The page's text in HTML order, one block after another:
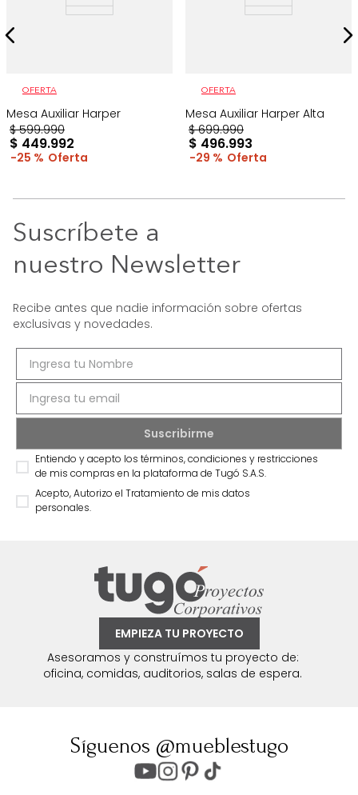
OFERTA
Mesa Auxiliar Harper
$ 599.990
$ 449.992
25 %
OFERTA
Mesa Auxiliar Harper Alta
$ 699.990
$ 496.993
29 %
Suscríbete a
nuestro Newsletter
Recibe antes que nadie información sobre ofertas
exclusivas y novedades.
Entiendo y acepto los términos, condiciones y restricciones
de mis compras en la plataforma de Tugó S.A.S.
Acepto, Autorizo el Tratamiento de mis datos
personales.
EMPIEZA TU PROYECTO
Asesoramos y construímos tu proyecto de:
oficina, comidas, auditorios, salas de espera.
Síguenos @mueblestugo